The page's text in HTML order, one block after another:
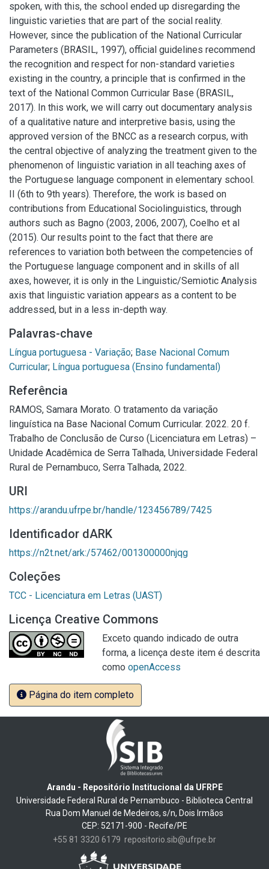
spoken, with this, the school ended up disregarding the
linguistic varieties that are part of the social reality.
However, since the publication of the National Curricular
Parameters (BRASIL, 1997), official guidelines recommend
the recognition and respect for non-standard varieties
existing in the country, a principle that is confirmed in the
text of the National Common Curricular Base (BRASIL,
2017). In this work, we will carry out documentary analysis
of a qualitative nature and interpretive basis, using the
approved version of the BNCC as a research corpus, with
the central objective of analyzing the treatment given to the
phenomenon of linguistic variation in all teaching axes of
the Portuguese language component in elementary school.
II (6th to 9th years). Therefore, the work is based on
contributions from Educational Sociolinguistics, through
authors such as Bagno (2003, 2006, 2007), Coelho et al
(2015). Our results point to the fact that there are
references to variation both between the competencies of
the Portuguese language component and in skills of all
axes, however, it is only in the Linguistic/Semiotic Analysis
axis that linguistic variation appears as a content to be
addressed, but in a less in-depth way.
Palavras-chave
Língua portuguesa - Variação; Base Nacional Comum
Curricular; Língua portuguesa (Ensino fundamental)
Referência
RAMOS, Samara Morato. O tratamento da variação
linguística na Base Nacional Comum Curricular. 2022. 20 f.
Trabalho de Conclusão de Curso (Licenciatura em Letras) –
Unidade Acadêmica de Serra Talhada, Universidade Federal
Rural de Pernambuco, Serra Talhada, 2022.
URI
https://arandu.ufrpe.br/handle/123456789/7425
Identificador dARK
https://n2t.net/ark:/57462/001300000njqg
Coleções
TCC - Licenciatura em Letras (UAST)
Licença Creative Commons
Exceto quando indicado de outra
forma, a licença deste item é descrita
como openAccess
Página do item completo
Arandu - Repositório Institucional da UFRPE
Universidade Federal Rural de Pernambuco - Biblioteca Central
Rua Dom Manuel de Medeiros, s/n, Dois Irmãos
CEP: 52171-900 - Recife/PE
+55 81 3320 6179 repositorio.sib@ufrpe.br